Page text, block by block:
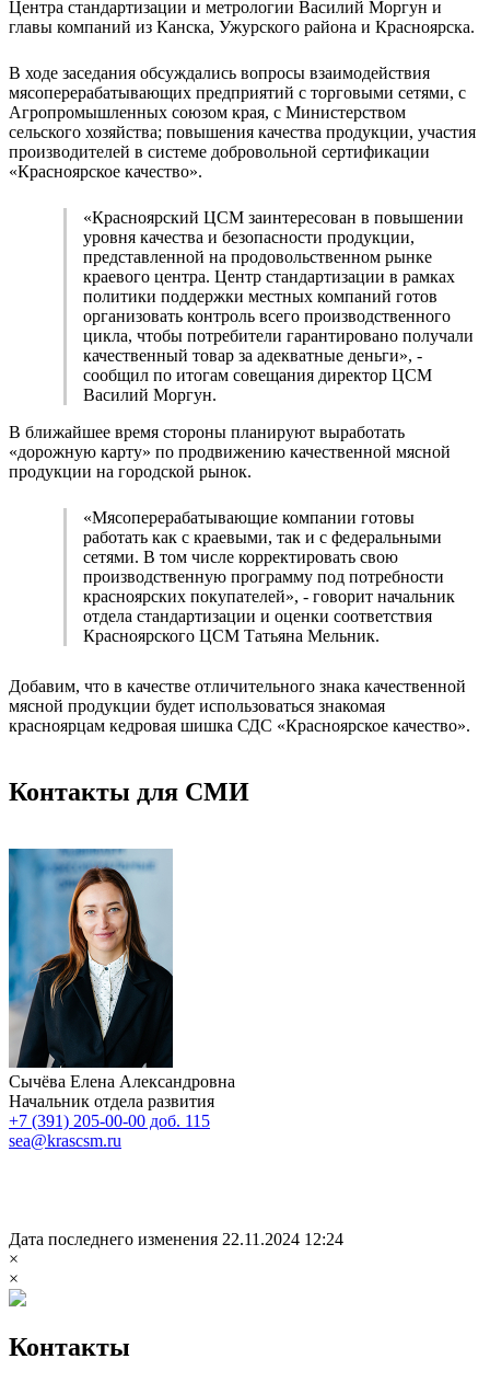
Центра стандартизации и метрологии Василий Моргун и
главы компаний из Канска, Ужурского района и Красноярска.
В ходе заседания обсуждались вопросы взаимодействия
мясоперерабатывающих предприятий с торговыми сетями, с
Агропромышленных союзом края, с Министерством
сельского хозяйства; повышения качества продукции, участия
производителей в системе добровольной сертификации
«Красноярское качество».
«Красноярский ЦСМ заинтересован в повышении
уровня качества и безопасности продукции,
представленной на продовольственном рынке
краевого центра. Центр стандартизации в рамках
политики поддержки местных компаний готов
организовать контроль всего производственного
цикла, чтобы потребители гарантировано получали
качественный товар за адекватные деньги», -
сообщил по итогам совещания директор ЦСМ
Василий Моргун.
В ближайшее время стороны планируют выработать
«дорожную карту» по продвижению качественной мясной
продукции на городской рынок.
«Мясоперерабатывающие компании готовы
работать как с краевыми, так и с федеральными
сетями. В том числе корректировать свою
производственную программу под потребности
красноярских покупателей», - говорит начальник
отдела стандартизации и оценки соответствия
Красноярского ЦСМ Татьяна Мельник.
Добавим, что в качестве отличительного знака качественной
мясной продукции будет использоваться знакомая
красноярцам кедровая шишка СДС «Красноярское качество».
Контакты для СМИ
Сычёва Елена Александровна
Начальник отдела развития
+7 (391) 205-00-00 доб. 115
sea@krascsm.ru
Дата последнего изменения 22.11.2024 12:24
×
×
Контакты